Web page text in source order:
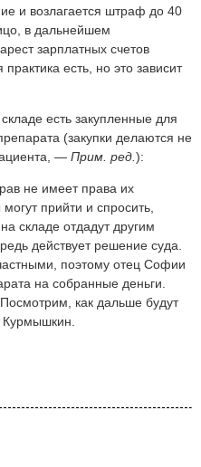
и возлагается штраф до 40
в дальнейшем
зарплатных счетов
есть, но это зависит
есть закупленные для
(закупки делаются не
— Прим. ред. ):
не имеет права их
прийти и спросить,
складе отдадут другим
действует решение суда.
поэтому отец Софии
на собранные деньги.
как дальше будут
Курмышкин.